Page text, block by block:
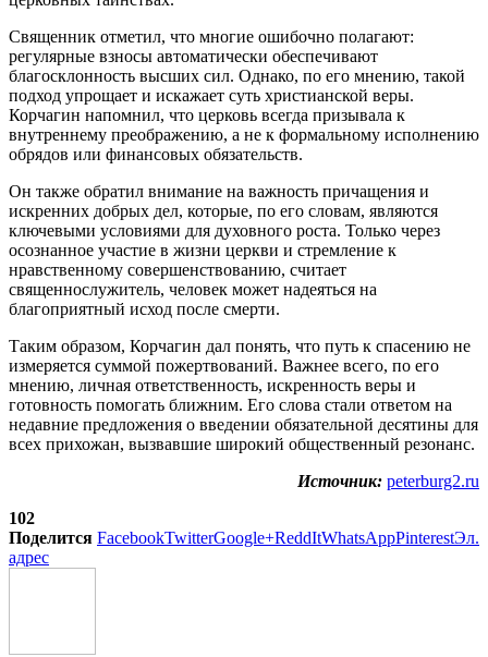
Священник отметил, что многие ошибочно полагают:
регулярные взносы автоматически обеспечивают
благосклонность высших сил. Однако, по его мнению, такой
подход упрощает и искажает суть христианской веры.
Корчагин напомнил, что церковь всегда призывала к
внутреннему преображению, а не к формальному исполнению
обрядов или финансовых обязательств.
Он также обратил внимание на важность причащения и
искренних добрых дел, которые, по его словам, являются
ключевыми условиями для духовного роста. Только через
осознанное участие в жизни церкви и стремление к
нравственному совершенствованию, считает
священнослужитель, человек может надеяться на
благоприятный исход после смерти.
Таким образом, Корчагин дал понять, что путь к спасению не
измеряется суммой пожертвований. Важнее всего, по его
мнению, личная ответственность, искренность веры и
готовность помогать ближним. Его слова стали ответом на
недавние предложения о введении обязательной десятины для
всех прихожан, вызвавшие широкий общественный резонанс.
Источник: peterburg2.ru
102
Поделится FacebookTwitterGoogle+ReddItWhatsAppPinterestЭл.
адрес